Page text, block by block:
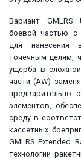
Вариант GMLRS
боевой частью с
для нанесения
точечным целям,
ущерба в
части (AW)
предварительно
элементов,
среду в
кассетных
GMLRS Extended
технологии